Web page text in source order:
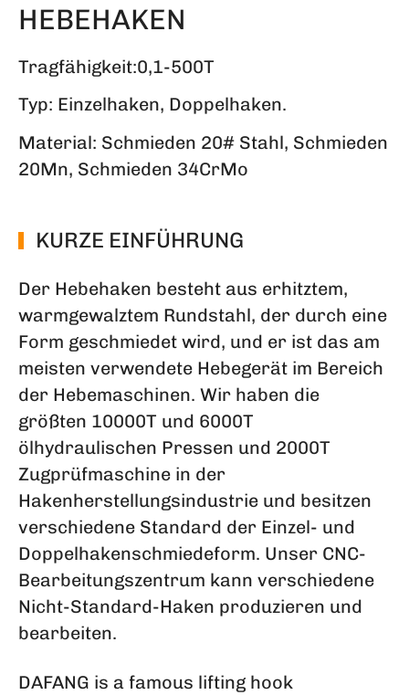
HEBEHAKEN
Tragfähigkeit:0,1-500T
Typ: Einzelhaken, Doppelhaken.
Material: Schmieden 20# Stahl, Schmieden
20Mn, Schmieden 34CrMo
KURZE EINFÜHRUNG
Der Hebehaken besteht aus erhitztem,
warmgewalztem Rundstahl, der durch eine
Form geschmiedet wird, und er ist das am
meisten verwendete Hebegerät im Bereich
der Hebemaschinen. Wir haben die
größten 10000T und 6000T
ölhydraulischen Pressen und 2000T
Zugprüfmaschine in der
Hakenherstellungsindustrie und besitzen
verschiedene Standard der Einzel- und
Doppelhakenschmiedeform. Unser CNC-
Bearbeitungszentrum kann verschiedene
Nicht-Standard-Haken produzieren und
bearbeiten.
DAFANG is a famous lifting hook